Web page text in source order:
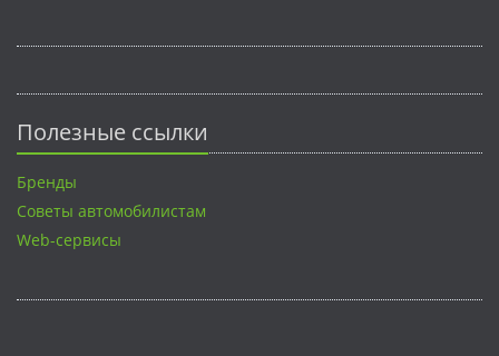
Полезные ссылки
Бренды
Советы автомобилистам
Web-сервисы